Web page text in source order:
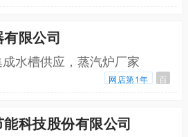
限公司
水槽供应，蒸汽炉厂家
网店第1年 百
科技股份有限公司